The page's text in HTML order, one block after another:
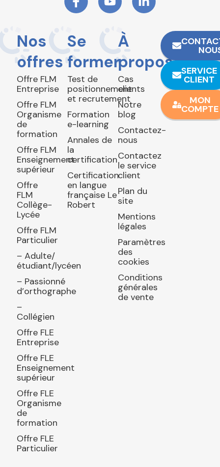
Nos
offres
Offre FLM
Entreprise
Offre FLM
Organisme
de
formation
Offre FLM
Enseignement
supérieur
Offre
FLM
Collège-
Lycée
Offre FLM
Particulier
– Adulte/
étudiant/lycéen
– Passionné
d’orthographe
–
Collégien
Offre FLE
Entreprise
Offre FLE
Enseignement
supérieur
Offre FLE
Organisme
de
formation
Offre FLE
Particulier
Se
former
Test de
positionnement
et recrutement
Formation
e-learning
Annales de
la
certification
Certification
en langue
française Le
Robert
À
propos
Cas
clients
Notre
blog
Contactez-
nous
Contactez
le service
client
Plan du
site
Mentions
légales
Paramètres
des
cookies
Conditions
générales
de vente
SERVICE
CLIENT
MON
COMPTE